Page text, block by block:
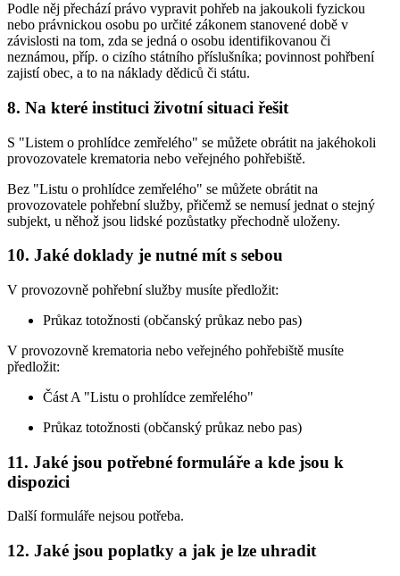
Podle něj přechází právo vypravit pohřeb na jakoukoli fyzickou
nebo právnickou osobu po určité zákonem stanovené době v
závislosti na tom, zda se jedná o osobu identifikovanou či
neznámou, příp. o cizího státního příslušníka; povinnost pohřbení
zajistí obec, a to na náklady dědiců či státu.
8. Na které instituci životní situaci řešit
S "Listem o prohlídce zemřelého" se můžete obrátit na jakéhokoli
provozovatele krematoria nebo veřejného pohřebiště.
Bez "Listu o prohlídce zemřelého" se můžete obrátit na
provozovatele pohřební služby, přičemž se nemusí jednat o stejný
subjekt, u něhož jsou lidské pozůstatky přechodně uloženy.
10. Jaké doklady je nutné mít s sebou
V provozovně pohřební služby musíte předložit:
Průkaz totožnosti (občanský průkaz nebo pas)
V provozovně krematoria nebo veřejného pohřebiště musíte
předložit:
Část A "Listu o prohlídce zemřelého"
Průkaz totožnosti (občanský průkaz nebo pas)
11. Jaké jsou potřebné formuláře a kde jsou k
dispozici
Další formuláře nejsou potřeba.
12. Jaké jsou poplatky a jak je lze uhradit